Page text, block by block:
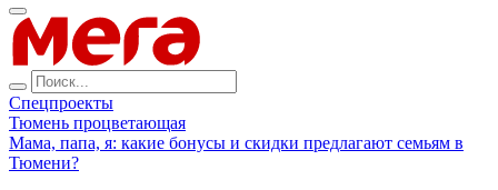
Спецпроекты
Тюмень процветающая
Мама, папа, я: какие бонусы и скидки предлагают семьям в
Тюмени?